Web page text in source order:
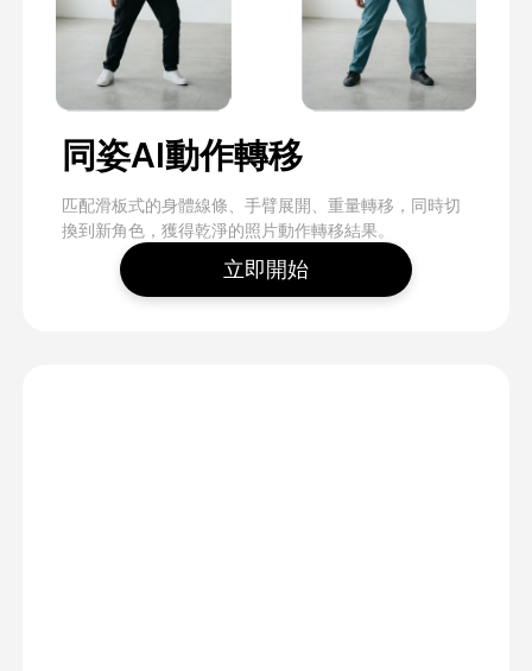
同姿AI動作轉移
匹配滑板式的身體線條、手臂展開、重量轉移，同時切
換到新角色，獲得乾淨的照片動作轉移結果。
立即開始